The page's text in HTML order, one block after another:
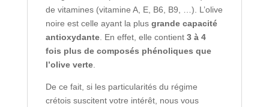
de vitamines (vitamine A, E, B6, B9, …). L’olive
noire est celle ayant la plus grande capacité
antioxydante. En effet, elle contient 3 à 4
fois plus de composés phénoliques que
l’olive verte.
De ce fait, si les particularités du régime
crétois suscitent votre intérêt, nous vous